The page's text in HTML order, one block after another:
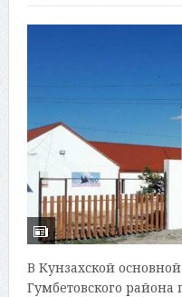
В Кунзахской
Гумбетовского